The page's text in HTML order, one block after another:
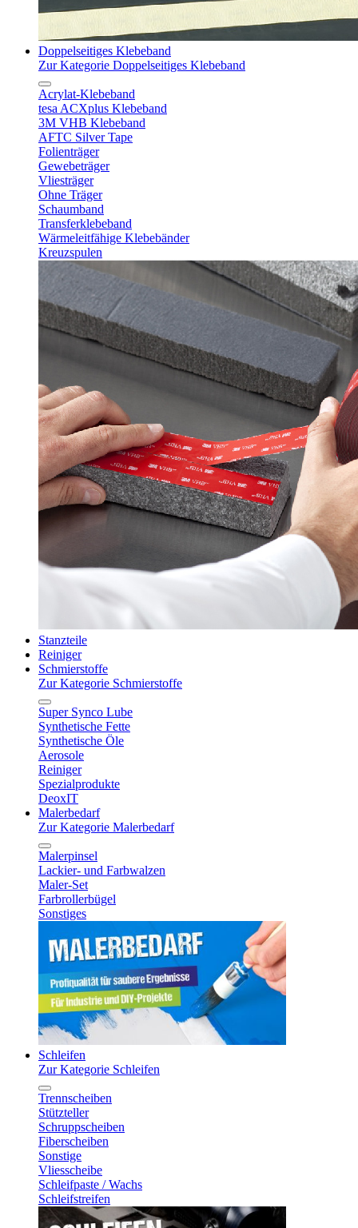
Doppelseitiges Klebeband
Zur Kategorie Doppelseitiges Klebeband
Acrylat-Klebeband
tesa ACXplus Klebeband
3M VHB Klebeband
AFTC Silver Tape
Folienträger
Gewebeträger
Vliesträger
Ohne Träger
Schaumband
Transferklebeband
Wärmeleitfähige Klebebänder
Kreuzspulen
Stanzteile
Reiniger
Schmierstoffe
Zur Kategorie Schmierstoffe
Super Synco Lube
Synthetische Fette
Synthetische Öle
Aerosole
Reiniger
Spezialprodukte
DeoxIT
Malerbedarf
Zur Kategorie Malerbedarf
Malerpinsel
Lackier- und Farbwalzen
Maler-Set
Farbrollerbügel
Sonstiges
Schleifen
Zur Kategorie Schleifen
Trennscheiben
Stützteller
Schruppscheiben
Fiberscheiben
Sonstige
Vliesscheibe
Schleifpaste / Wachs
Schleifstreifen